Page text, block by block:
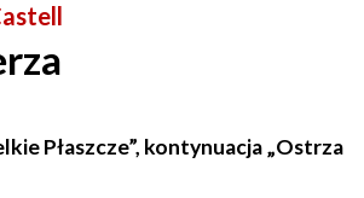
Płaszcze”, kontynuacja „Ostrza